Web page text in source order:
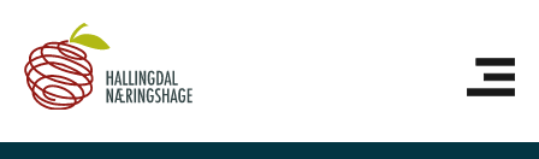
innholdet